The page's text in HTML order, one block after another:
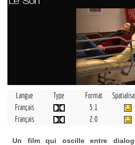
Langue Type Format
Français
5.1
Français
2.0
Un film qui oscille entre